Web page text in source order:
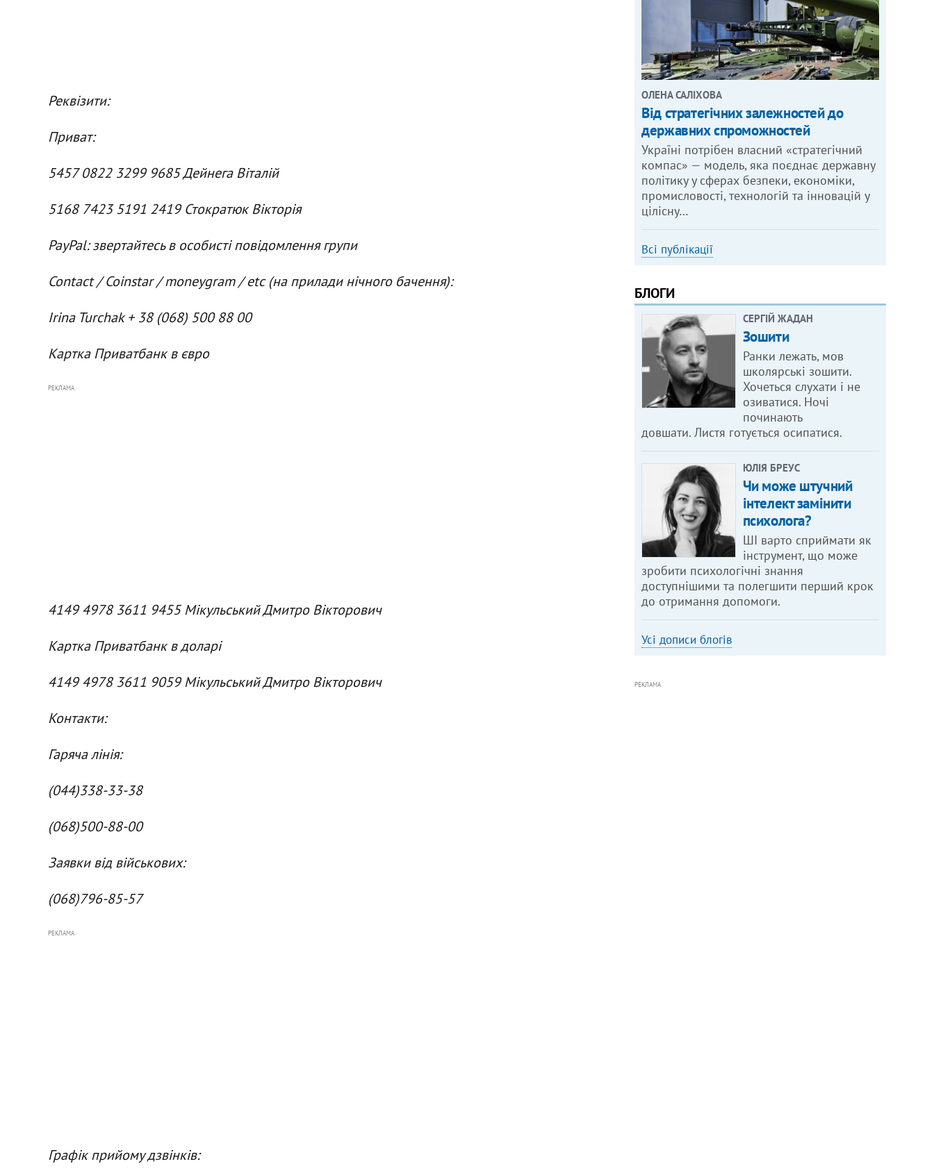
Реквізити:
Приват:
5457 0822 3299 9685 Дейнега Віталій
5168 7423 5191 2419 Стократюк Вікторія
PayPal: звертайтесь в особисті повідомлення групи
Contact / Coinstar / moneygram / etc (на прилади нічного бачення):
Irina Turchak + 38 (068) 500 88 00
Картка Приватбанк в євро
РЕКЛАМА
4149 4978 3611 9455 Мікульський Дмитро Вікторович
Картка Приватбанк в доларі
4149 4978 3611 9059 Мікульський Дмитро Вікторович
Контакти:
Гаряча лінія:
(044)338-33-38
(068)500-88-00
Заявки від військових:
(068)796-85-57
РЕКЛАМА
Графік прийому дзвінків:
ОЛЕНА САЛІХОВА
Від стратегічних залежностей до
державних спроможностей
Україні потрібен власний «стратегічний
компас» — модель, яка поєднає державну
політику у сферах безпеки, економіки,
промисловості, технологій та інновацій у
цілісну…
Всі публікації
БЛОГИ
СЕРГІЙ ЖАДАН
Зошити
Ранки лежать, мов
школярські зошити.
Хочеться слухати і не
озиватися. Ночі
починають
довшати. Листя готується осипатися.
ЮЛІЯ БРЕУС
Чи може штучний
інтелект замінити
психолога?
ШІ варто сприймати як
інструмент, що може
зробити психологічні знання
доступнішими та полегшити перший крок
до отримання допомоги.
Усі дописи блогів
РЕКЛАМА